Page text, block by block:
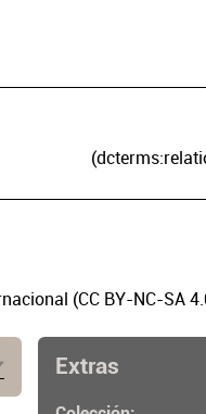
(CC BY-NC-SA
Extras